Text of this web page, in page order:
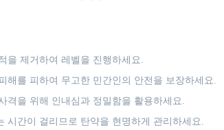
을 제거하여 레벨을 진행하세요.
해를 피하여 무고한 민간인의 안전을 보장하세요.
격을 위해 인내심과 정밀함을 활용하세요.
시간이 걸리므로 탄약을 현명하게 관리하세요.